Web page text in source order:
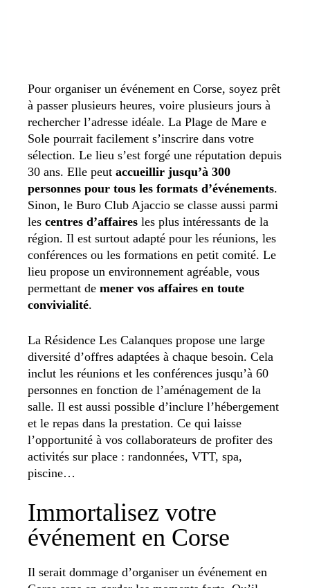
Pour organiser un événement en Corse, soyez prêt
à passer plusieurs heures, voire plusieurs jours à
rechercher l’adresse idéale. La Plage de Mare e
Sole pourrait facilement s’inscrire dans votre
sélection. Le lieu s’est forgé une réputation depuis
30 ans. Elle peut accueillir jusqu’à 300
personnes pour tous les formats d’événements.
Sinon, le Buro Club Ajaccio se classe aussi parmi
les centres d’affaires les plus intéressants de la
région. Il est surtout adapté pour les réunions, les
conférences ou les formations en petit comité. Le
lieu propose un environnement agréable, vous
permettant de mener vos affaires en toute
convivialité.
La Résidence Les Calanques propose une large
diversité d’offres adaptées à chaque besoin. Cela
inclut les réunions et les conférences jusqu’à 60
personnes en fonction de l’aménagement de la
salle. Il est aussi possible d’inclure l’hébergement
et le repas dans la prestation. Ce qui laisse
l’opportunité à vos collaborateurs de profiter des
activités sur place : randonnées, VTT, spa,
piscine…
Immortalisez votre
événement en Corse
Il serait dommage d’organiser un événement en